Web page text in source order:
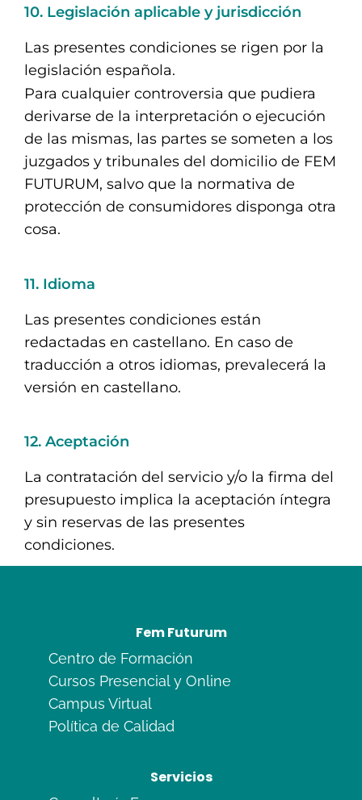
10. Legislación aplicable y jurisdicción
Las presentes condiciones se rigen por la
legislación española.
Para cualquier controversia que pudiera
derivarse de la interpretación o ejecución
de las mismas, las partes se someten a los
juzgados y tribunales del domicilio de FEM
FUTURUM, salvo que la normativa de
protección de consumidores disponga otra
cosa.
11. Idioma
Las presentes condiciones están
redactadas en castellano. En caso de
traducción a otros idiomas, prevalecerá la
versión en castellano.
12. Aceptación
La contratación del servicio y/o la firma del
presupuesto implica la aceptación íntegra
y sin reservas de las presentes
condiciones.
Fem Futurum
Centro de Formación
Cursos Presencial y Online
Campus Virtual
Política de Calidad
Servicios